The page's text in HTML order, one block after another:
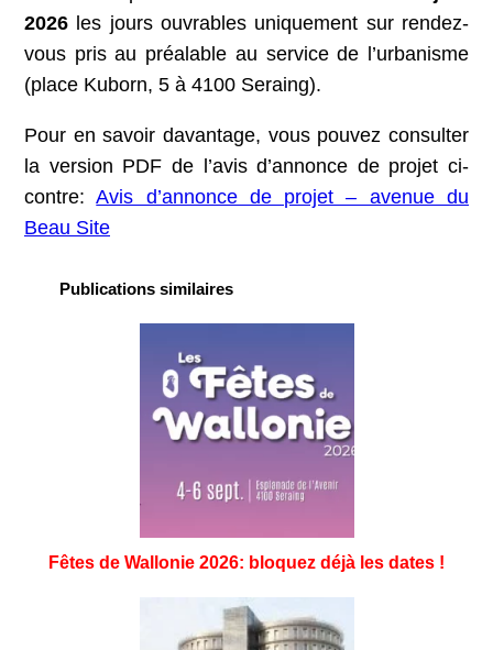
2026 les jours ouvrables uniquement sur rendez-
vous pris au préalable au service de l’urbanisme
(place Kuborn, 5 à 4100 Seraing).
Pour en savoir davantage, vous pouvez consulter
la version PDF de l’avis d’annonce de projet ci-
contre:Avis d’annonce de projet – avenue du
Beau Site
Publications similaires
Fêtes de Wallonie 2026: bloquez déjà les dates !